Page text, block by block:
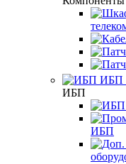
ИБП
ИБП
ИБП